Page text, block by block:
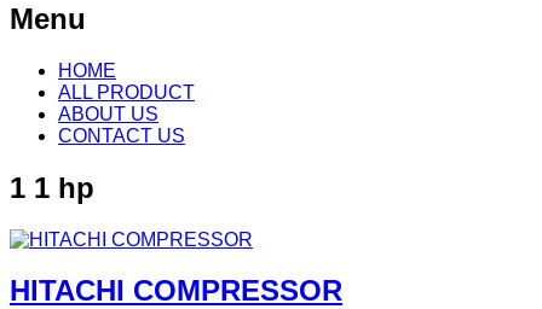
Menu
Skip
content
HOME
ALL PRODUCT
ABOUT US
CONTACT US
1 1 hp
HITACHI COMPRESSOR